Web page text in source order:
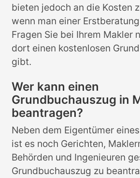
bieten jedoch an die Kosten
wenn man einer
Fragen Sie bei Ihrem Makler
dort einen kostenlosen
gibt.
Wer kann einen
Grundbuchauszug in
beantragen?
Neben dem Eigentümer
ist es noch Gerichten,
Behörden und Ingenieuren
Grundbuchauszug zu